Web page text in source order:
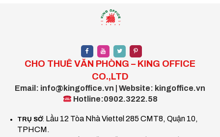
CHO THUÊ VĂN PHÒNG – KING OFFICE
CO.,LTD
Email: info@kingoffice.vn | Website: kingoffice.vn
Hotline:0902.3222.58
TRỤ SỞ: Lầu 12 Tòa Nhà Viettel 285 CMT8, Quận 10,
TPHCM.